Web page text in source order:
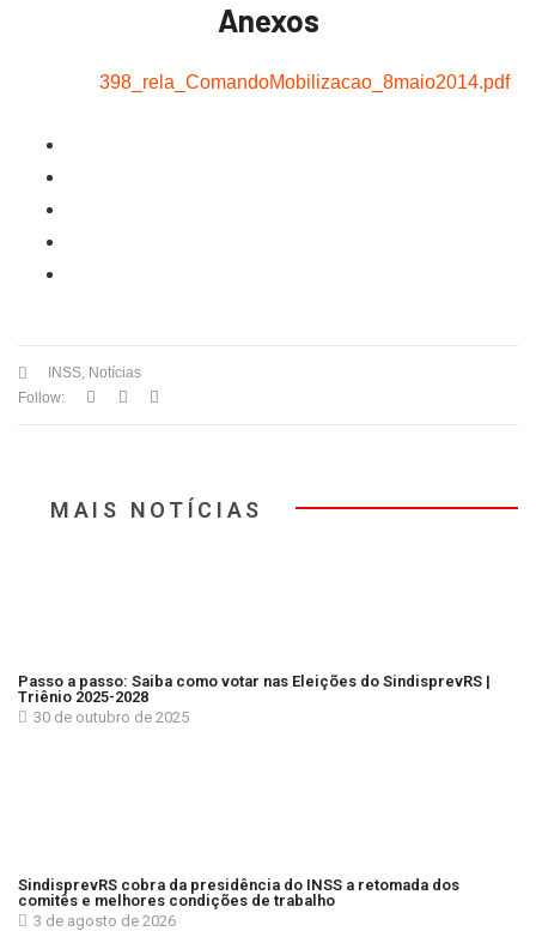
Anexos
398_rela_ComandoMobilizacao_8maio2014.pdf
INSS, Notícias
Follow:
MAIS NOTÍCIAS
Passo a passo: Saiba como votar nas Eleições do SindisprevRS |
Triênio 2025-2028
30 de outubro de 2025
SindisprevRS cobra da presidência do INSS a retomada dos
comitês e melhores condições de trabalho
3 de agosto de 2026